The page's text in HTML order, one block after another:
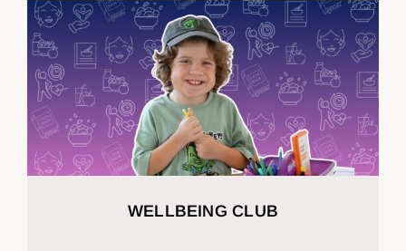
WELLBEING CLUB